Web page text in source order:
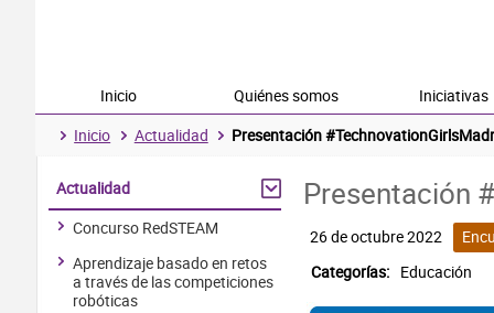
Inicio Quiénes somos Iniciativas
Inicio
Actualidad Presentación
Actualidad
Concurso RedSTEAM
Aprendizaje basado en retos
a través de las competiciones
robóticas
Presentación
26 de octubre 2022
Categorías: Educación